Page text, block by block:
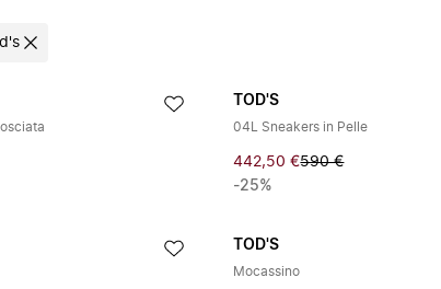
TOD'S
04L Sneakers in Pelle
442,50 €590 €
-25%
TOD'S
Mocassino